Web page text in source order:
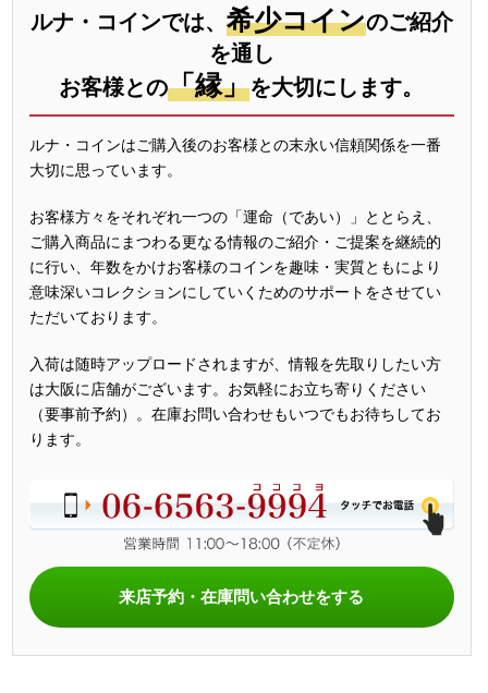
ルナ・コインでは、 希少コインのご紹介
を通し
お客様との「縁」を大切にします。
ルナ・コインはご購入後のお客様との末永い信頼関係を一番
大切に思っています。
お客様方々をそれぞれ一つの「運命（であい）」ととらえ、
ご購入商品にまつわる更なる情報のご紹介・ご提案を継続的
に行い、年数をかけお客様のコインを趣味・実質ともにより
意味深いコレクションにしていくためのサポートをさせてい
ただいております。
入荷は随時アップロードされますが、情報を先取りしたい方
は大阪に店舗がございます。お気軽にお立ち寄りください
（要事前予約）。在庫お問い合わせもいつでもお待ちしてお
ります。
来店予約・在庫問い合わせをする